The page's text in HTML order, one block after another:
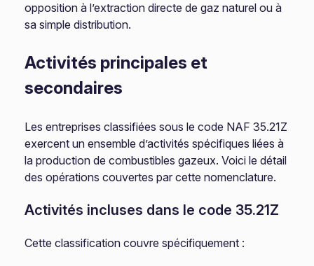
opposition à l’extraction directe de gaz naturel ou à
sa simple distribution.
Activités principales et
secondaires
Les entreprises classifiées sous le code NAF 35.21Z
exercent un ensemble d’activités spécifiques liées à
la production de combustibles gazeux. Voici le détail
des opérations couvertes par cette nomenclature.
Activités incluses dans le code 35.21Z
Cette classification couvre spécifiquement :